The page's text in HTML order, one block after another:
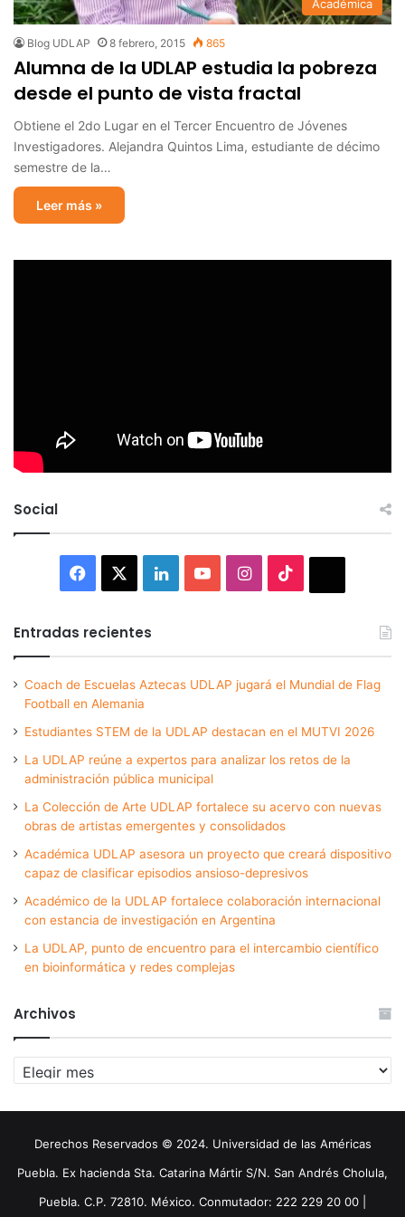
Académica
Blog UDLAP 8 febrero, 2015 865
Alumna de la UDLAP estudia la pobreza
desde el punto de vista fractal
Obtiene el 2do Lugar en el Tercer Encuentro de Jóvenes
Investigadores. Alejandra Quintos Lima, estudiante de décimo
semestre de la…
Leer más »
Social
Facebook LinkedInYouTubeInstagram
Entradas recientes
Coach de Escuelas Aztecas UDLAP jugará el Mundial de Flag
Football en Alemania
Estudiantes STEM de la UDLAP destacan en el MUTVI 2026
La UDLAP reúne a expertos para analizar los retos de la
administración pública municipal
La Colección de Arte UDLAP fortalece su acervo con nuevas
obras de artistas emergentes y consolidados
Académica UDLAP asesora un proyecto que creará dispositivo
capaz de clasificar episodios ansioso-depresivos
Académico de la UDLAP fortalece colaboración internacional
con estancia de investigación en Argentina
La UDLAP, punto de encuentro para el intercambio científico
en bioinformática y redes complejas
Archivos
Archivos
Derechos Reservados © 2024. Universidad de las Américas
Puebla. Ex hacienda Sta. Catarina Mártir S/N. San Andrés Cholula,
Puebla. C.P. 72810. México. Conmutador: 222 229 20 00 |